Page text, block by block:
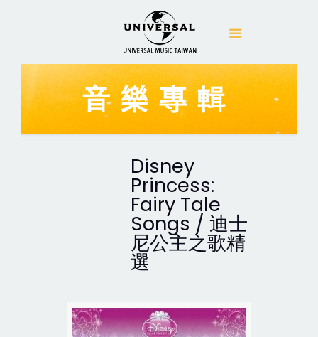
音樂專輯
Disney
Princess:
Fairy Tale
Songs / 迪士
尼公主之歌精
選